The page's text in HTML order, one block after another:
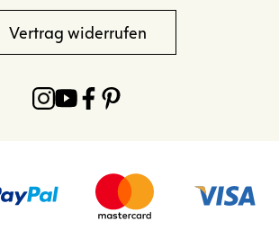
Vertrag widerrufen